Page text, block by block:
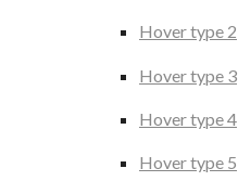
Hover type 2
Hover type 3
Hover type 4
Hover type 5